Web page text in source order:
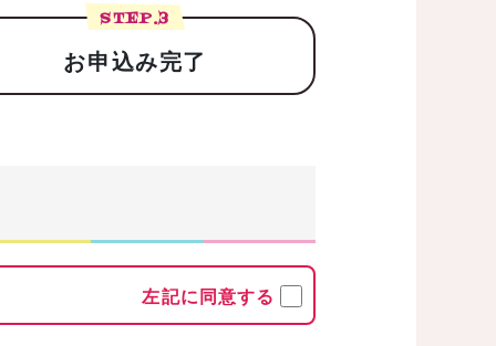
STEP.3
お申込み完了
左記に同意する